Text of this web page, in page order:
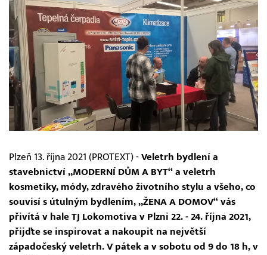
Plzeň 13. října 2021 (PROTEXT) - Veletrh bydlení a
stavebnictví „MODERNÍ DŮM A BYT“ a veletrh
kosmetiky, módy, zdravého životního stylu a všeho, co
souvisí s útulným bydlením, „ŽENA A DOMOV“ vás
přivítá v hale TJ Lokomotiva v Plzni 22. - 24. října 2021,
přijďte se inspirovat a nakoupit na největší
západočeský veletrh. V pátek a v sobotu od 9 do 18 h, v